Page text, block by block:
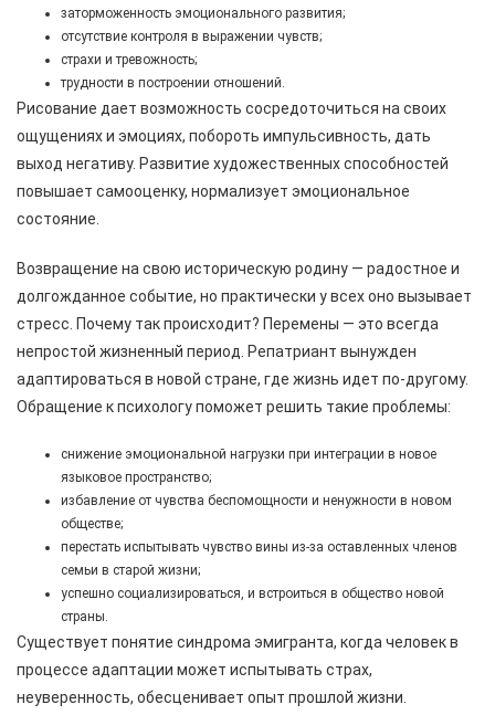
заторможенность эмоционального развития;
отсутствие контроля в выражении чувств;
страхи и тревожность;
трудности в построении отношений.
Рисование дает возможность сосредоточиться на своих
ощущениях и эмоциях, побороть импульсивность, дать
выход негативу. Развитие художественных способностей
повышает самооценку, нормализует эмоциональное
состояние.
Возвращение на свою историческую родину — радостное и
долгожданное событие, но практически у всех оно вызывает
стресс. Почему так происходит? Перемены — это всегда
непростой жизненный период. Репатриант вынужден
адаптироваться в новой стране, где жизнь идет по-другому.
Обращение к психологу поможет решить такие проблемы:
снижение эмоциональной нагрузки при интеграции в новое
языковое пространство;
избавление от чувства беспомощности и ненужности в новом
обществе;
перестать испытывать чувство вины из-за оставленных членов
семьи в старой жизни;
успешно социализироваться, и встроиться в общество новой
страны.
Существует понятие синдрома эмигранта, когда человек в
процессе адаптации может испытывать страх,
неуверенность, обесценивает опыт прошлой жизни.